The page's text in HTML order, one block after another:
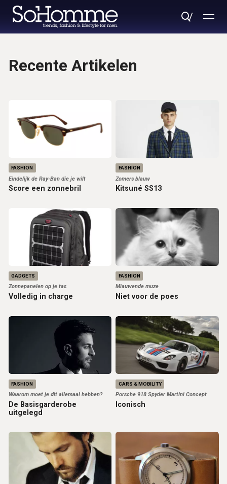
Recente Artikelen
FASHION
Eindelijk de Ray-Ban die je wilt
Score een zonnebril
FASHION
Zomers blauw
Kitsuné SS13
GADGETS
Zonnepanelen op je tas
Volledig in charge
FASHION
Miauwende muze
Niet voor de poes
FASHION
Waarom moet je dit allemaal hebben?
De Basisgarderobe
uitgelegd
CARS & MOBILITY
Porsche 918 Spyder Martini Concept
Iconisch